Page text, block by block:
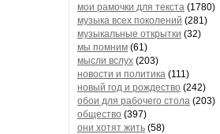
мои рамочки для текста (1780)
музыка всех поколений (281)
музыкальные открытки (32)
мы помним (61)
мысли вслух (203)
новости и политика (111)
новый год и рождество (242)
обои для рабочего стола (203)
общество (397)
они хотят жить (58)